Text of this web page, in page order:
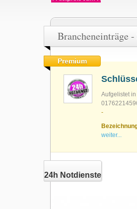
Brancheneinträge
Premium
Aufgelistet in
-
weiter...
24h Notdienste